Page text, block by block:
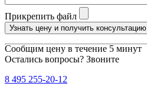
Прикрепить файл
Узнать цену и получить консультацию
Сообщим цену в течение 5 минут
Остались вопросы? Звоните
8 495 255-20-12